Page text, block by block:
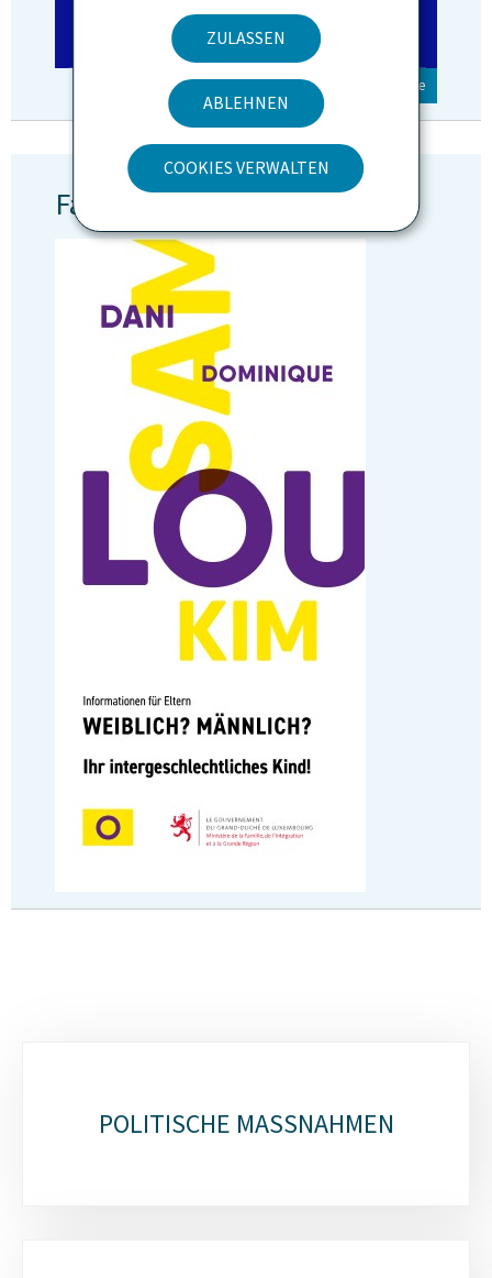
ZULASSEN
ABLEHNEN
COOKIES VERWALTEN
© Inclusion Europe
Faltblatt für Eltern
POLITISCHE MASSNAHMEN